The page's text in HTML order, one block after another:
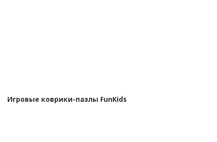
Игровые коврики-пазлы FunKids